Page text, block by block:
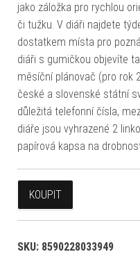
jako záložka pro rychlou
či tužku. V diáři najdete
dostatkem místa pro
diáři s gumičkou objevíte
měsíční plánovač (pro rok
české a slovenské státní
důležitá telefonní čísla,
diáře jsou vyhrazené 2
papírová kapsa na
KOUPIT
SKU: 8590228033949